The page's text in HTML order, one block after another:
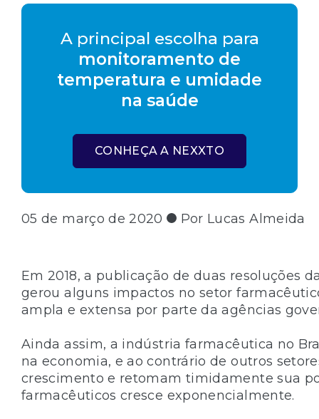
05 de março de 2020 Por Lucas Almeida
Em 2018, a publicação de duas resoluções
gerou alguns impactos no setor
ampla e extensa por parte da agências
Ainda assim, a indústria farmacêutica no
na economia, e ao contrário de outros
crescimento e retomam timidamente sua
farmacêuticos cresce exponencialmente.
A principal escolha para
monitoramento de
temperatura e umidade
na saúde
CONHEÇA A NEXXTO